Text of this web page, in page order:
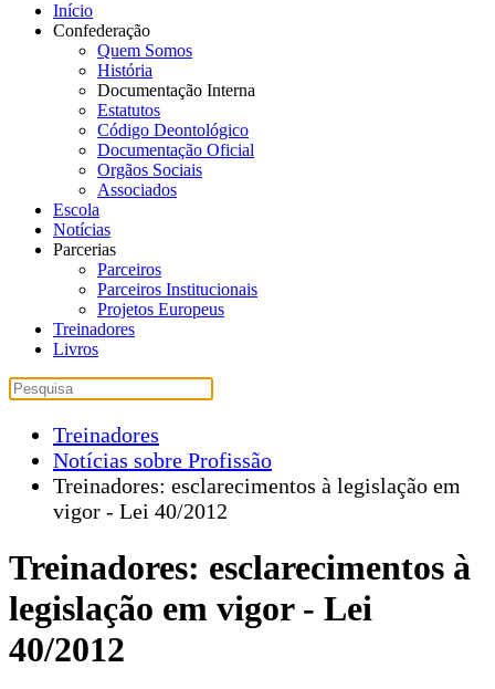
Início
Confederação
Quem Somos
História
Documentação Interna
Estatutos
Código Deontológico
Documentação Oficial
Orgãos Sociais
Associados
Escola
Notícias
Parcerias
Parceiros
Parceiros Institucionais
Projetos Europeus
Treinadores
Livros
Treinadores
Notícias sobre Profissão
Treinadores: esclarecimentos à legislação em
vigor - Lei 40/2012
Treinadores: esclarecimentos à
legislação em vigor - Lei
40/2012